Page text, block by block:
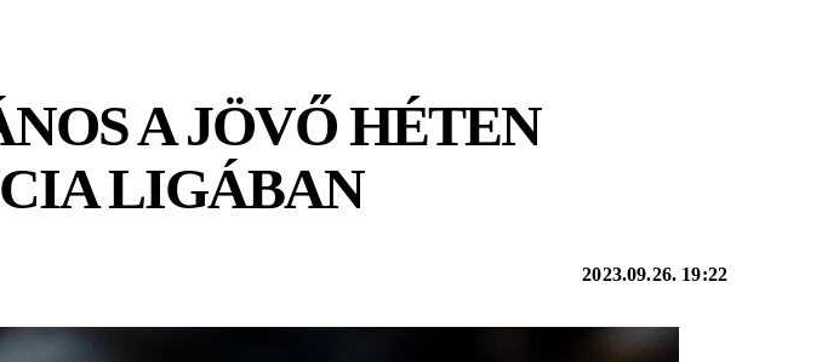
A JÖVŐ HÉTEN
LIGÁBAN
2023.09.26. 19:22